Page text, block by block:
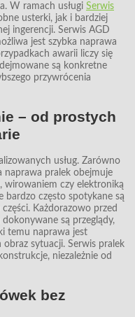
W ramach usługi Serwis
usterki, jak i bardziej
ingerencji. Serwis AGD
jest szybka naprawa
awarii liczy się
są konkretne
przywrócenia
– od prostych
usług. Zarówno
naprawa pralek obejmuje
wirowaniem czy elektroniką
bardzo często spotykane są
Każdorazowo przed
są przeglądy,
temu naprawa jest
obraz sytuacji. Serwis pralek
niezależnie od
bez